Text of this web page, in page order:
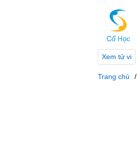
Xem tử vi
Trang chủ